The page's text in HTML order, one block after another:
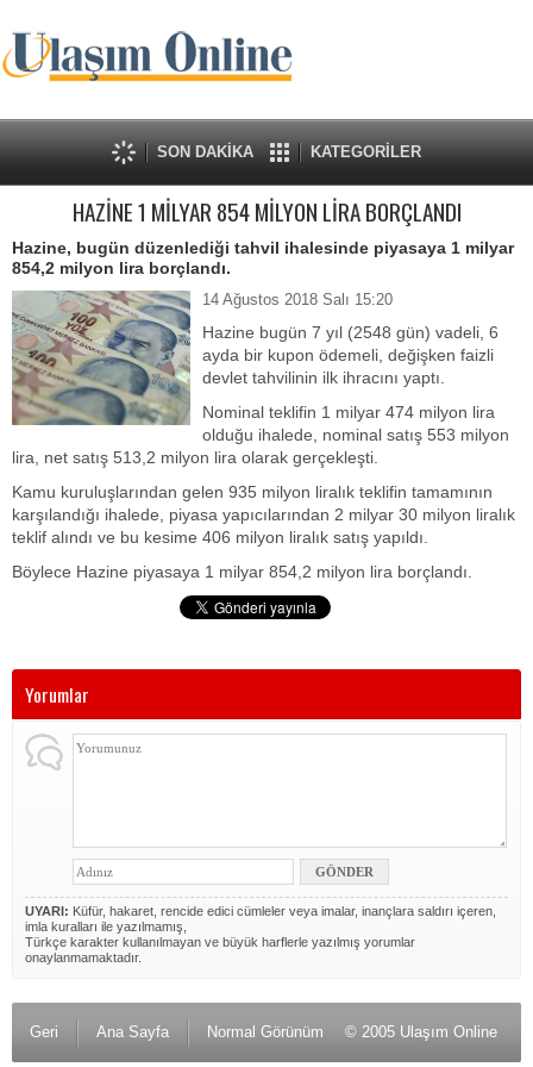
SON DAKİKA KATEGORİLER
HAZİNE 1 MİLYAR 854 MİLYON LİRA BORÇLANDI
Hazine, bugün düzenlediği tahvil ihalesinde piyasaya 1 milyar
854,2 milyon lira borçlandı.
14 Ağustos 2018 Salı 15:20
Hazine bugün 7 yıl (2548 gün) vadeli, 6
ayda bir kupon ödemeli, değişken faizli
devlet tahvilinin ilk ihracını yaptı.
Nominal teklifin 1 milyar 474 milyon lira
olduğu ihalede, nominal satış 553 milyon
lira, net satış 513,2 milyon lira olarak gerçekleşti.
Kamu kuruluşlarından gelen 935 milyon liralık teklifin tamamının
karşılandığı ihalede, piyasa yapıcılarından 2 milyar 30 milyon liralık
teklif alındı ve bu kesime 406 milyon liralık satış yapıldı.
Böylece Hazine piyasaya 1 milyar 854,2 milyon lira borçlandı.
Yorumlar
UYARI: Küfür, hakaret, rencide edici cümleler veya imalar, inançlara saldırı içeren,
imla kuralları ile yazılmamış,
Türkçe karakter kullanılmayan ve büyük harflerle yazılmış yorumlar
onaylanmamaktadır.
Geri Ana Sayfa Normal Görünüm © 2005 Ulaşım Online